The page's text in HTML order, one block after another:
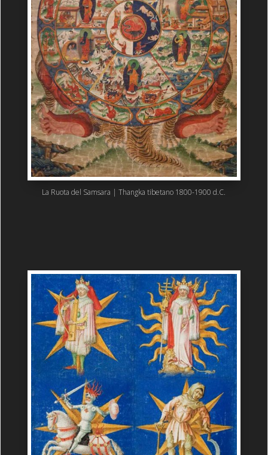
La Ruota del Samsara | Thangka tibetano 1800-1900 d.C.